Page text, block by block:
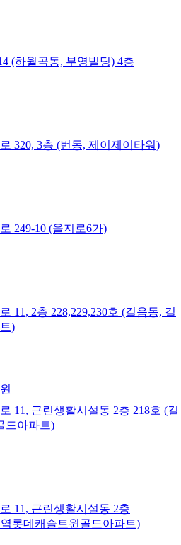
(하월곡동, 부영빌딩) 4층
320, 3층 (번동, 제이제이타워)
249-10 (을지로6가)
11, 2층 228,229,230호 (길음동, 길
)
11, 근린생활시설동 2층 218호 (길
드아파트)
11, 근린생활시설동 2층
롯데캐슬트윈골드아파트)